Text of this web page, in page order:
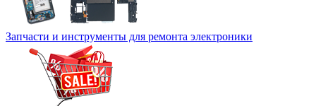
Запчасти и инструменты для ремонта электроники